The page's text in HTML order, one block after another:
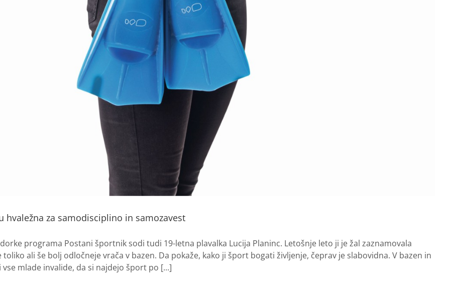
hvaležna za samodisciplino in samozavest
programa Postani športnik sodi tudi 19-letna plavalka Lucija Planinc. Letošnje leto ji je žal zaznamovala
toliko ali še bolj odločneje vrača v bazen. Da pokaže, kako ji šport bogati življenje, čeprav je slabovidna. V bazen in
mlade invalide, da si najdejo šport po [...]